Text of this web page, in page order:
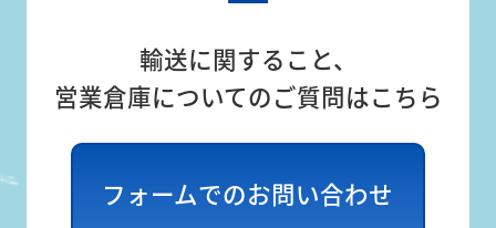
輸送に関すること、
営業倉庫についてのご質問はこちら
フォームでのお問い合わせ